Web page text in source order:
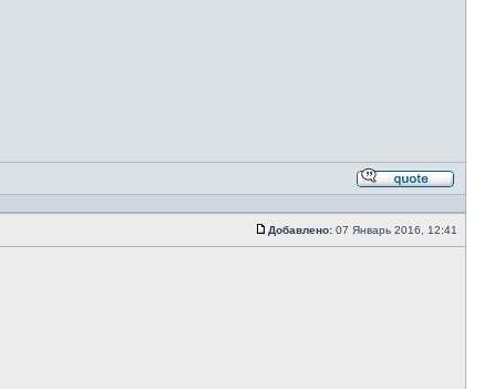
Сообщение
Добавлено: 07 Январь 2016, 12:41